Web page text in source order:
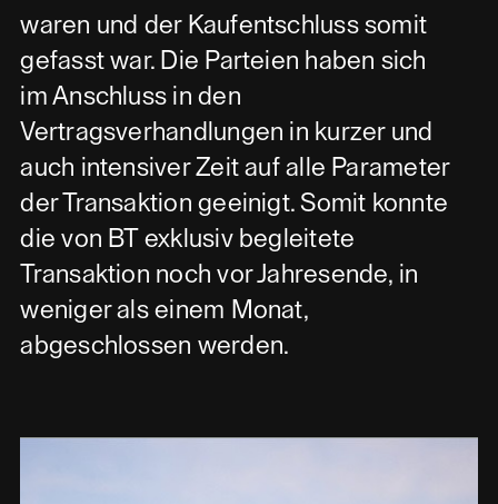
waren und der Kaufentschluss somit
gefasst war. Die Parteien haben sich
im Anschluss in den
Vertragsverhandlungen in kurzer und
auch intensiver Zeit auf alle Parameter
der Transaktion geeinigt. Somit konnte
die von BT exklusiv begleitete
Transaktion noch vor Jahresende, in
weniger als einem Monat,
abgeschlossen werden.